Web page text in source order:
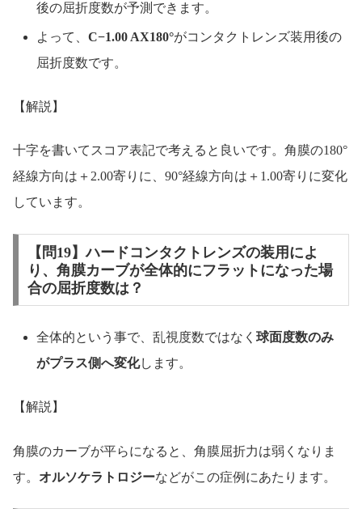
後の屈折度数が予測できます。
よって、C−1.00 AX180°がコンタクトレンズ装用後の
屈折度数です。
【解説】
十字を書いてスコア表記で考えると良いです。角膜の180°
経線方向は＋2.00寄りに、90°経線方向は＋1.00寄りに変化
しています。
【問19】ハードコンタクトレンズの装用によ
り、角膜カーブが全体的にフラットになった場
合の屈折度数は？
全体的という事で、乱視度数ではなく球面度数のみ
がプラス側へ変化します。
【解説】
角膜のカーブが平らになると、角膜屈折力は弱くなりま
す。 オルソケラトロジーなどがこの症例にあたります。